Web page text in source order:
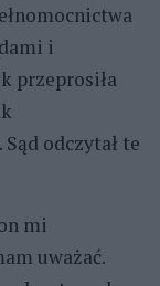
i
przeprosiła
odczytał te
mi
uważać.